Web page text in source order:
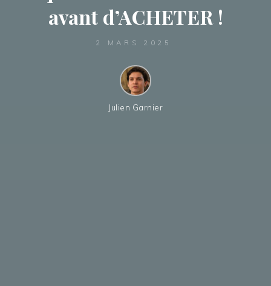
avant d’ACHETER !
2 MARS 2025
Julien Garnier